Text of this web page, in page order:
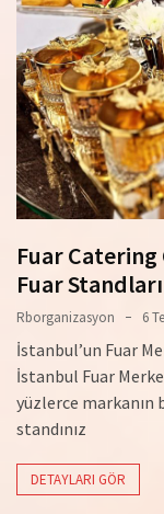
Fuar Catering
Fuar
Rborganizasyon 6
İstanbul’un Fuar
İstanbul Fuar
yüzlerce markanın
standınız
DETAYLARI GÖR